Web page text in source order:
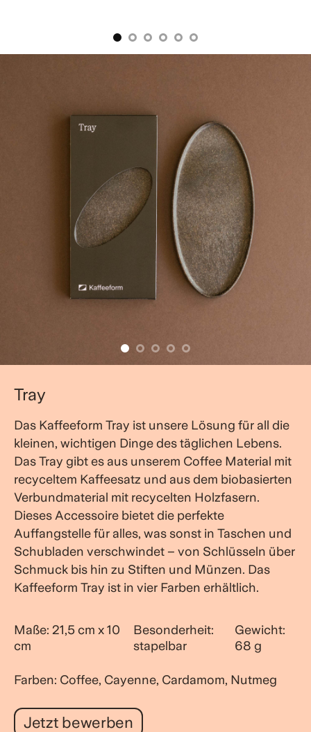
Tray
Das Kaffeeform Tray ist unsere Lösung für all die
kleinen, wichtigen Dinge des täglichen Lebens.
Das Tray gibt es aus unserem Coffee Material mit
recyceltem Kaffeesatz und aus dem biobasierten
Verbundmaterial mit recycelten Holzfasern.
Dieses Accessoire bietet die perfekte
Auffangstelle für alles, was sonst in Taschen und
Schubladen verschwindet – von Schlüsseln über
Schmuck bis hin zu Stiften und Münzen. Das
Kaffeeform Tray ist in vier Farben erhältlich.
Maße: 21,5 cm x 10
cm
Besonderheit:
stapelbar
Gewicht:
68 g
Farben: Coffee, Cayenne, Cardamom, Nutmeg
Jetzt bewerben